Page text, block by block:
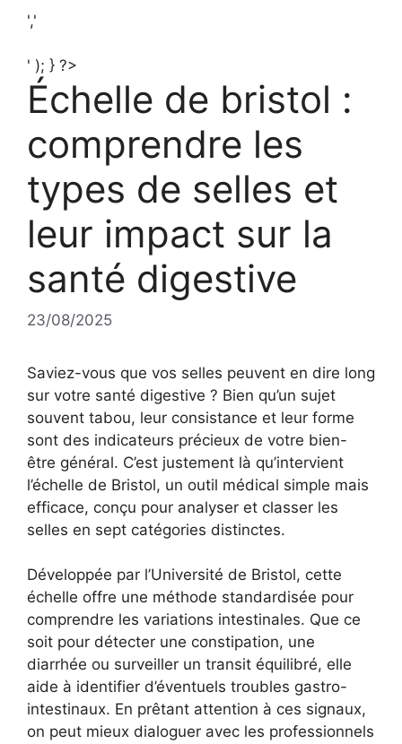
','
' ); } ?>
Échelle de bristol :
comprendre les
types de selles et
leur impact sur la
santé digestive
23/08/2025
Saviez-vous que vos selles peuvent en dire long
sur votre santé digestive ? Bien qu’un sujet
souvent tabou, leur consistance et leur forme
sont des indicateurs précieux de votre bien-
être général. C’est justement là qu’intervient
l’échelle de Bristol, un outil médical simple mais
efficace, conçu pour analyser et classer les
selles en sept catégories distinctes.
Développée par l’Université de Bristol, cette
échelle offre une méthode standardisée pour
comprendre les variations intestinales. Que ce
soit pour détecter une constipation, une
diarrhée ou surveiller un transit équilibré, elle
aide à identifier d’éventuels troubles gastro-
intestinaux. En prêtant attention à ces signaux,
on peut mieux dialoguer avec les professionnels